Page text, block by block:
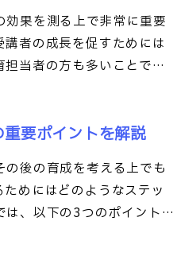
果を測る上で非常に重要
者の成長を促すためには
当者の方も多いことでし
要ポイントを解説
後の育成を考える上でも
めにはどのようなステッ
、以下の3つのポイントを